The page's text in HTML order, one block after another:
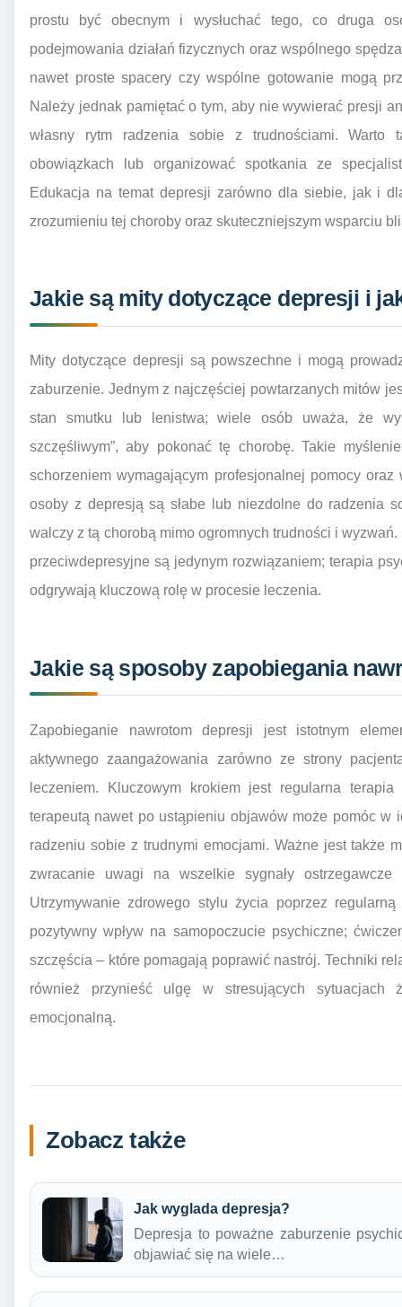
prostu być obecnym i wysłuchać tego, co druga
podejmowania działań fizycznych oraz wspólnego
nawet proste spacery czy wspólne gotowanie mogą
Należy jednak pamiętać o tym, aby nie wywierać presji
własny rytm radzenia sobie z trudnościami. Warto
obowiązkach lub organizować spotkania ze
Edukacja na temat depresji zarówno dla siebie, jak i
zrozumieniu tej choroby oraz skuteczniejszym wsparciu
Jakie są mity dotyczące depresji i
Mity dotyczące depresji są powszechne i mogą
zaburzenie. Jednym z najczęściej powtarzanych mitów
stan smutku lub lenistwa; wiele osób uważa, że
szczęśliwym”, aby pokonać tę chorobę. Takie
schorzeniem wymagającym profesjonalnej pomocy
osoby z depresją są słabe lub niezdolne do radzenia
walczy z tą chorobą mimo ogromnych trudności i
przeciwdepresyjne są jedynym rozwiązaniem; terapia
odgrywają kluczową rolę w procesie leczenia.
Jakie są sposoby zapobiegania
Zapobieganie nawrotom depresji jest istotnym
aktywnego zaangażowania zarówno ze strony
leczeniem. Kluczowym krokiem jest regularna
terapeutą nawet po ustąpieniu objawów może pomóc w
radzeniu sobie z trudnymi emocjami. Ważne jest także
zwracanie uwagi na wszelkie sygnały
Utrzymywanie zdrowego stylu życia poprzez
pozytywny wpływ na samopoczucie psychiczne;
szczęścia – które pomagają poprawić nastrój. Techniki
również przynieść ulgę w stresujących sytuacjach
emocjonalną.
Zobacz także
Jak wyglada depresja?
Depresja to poważne zaburzenie
objawiać się na wiele…